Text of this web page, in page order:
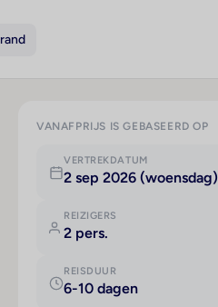
VANAFPRIJS IS GEBASEERD OP
VERTREKDATUM
2 sep 2026 (woensdag)
REIZIGERS
2 pers.
REISDUUR
6-10 dagen